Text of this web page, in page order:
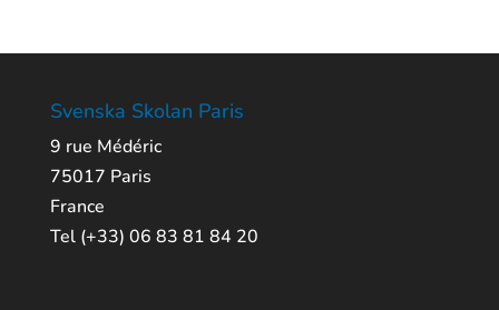
Svenska Skolan Paris
9 rue Médéric
75017 Paris
France
Tel (+33) 06 83 81 84 20